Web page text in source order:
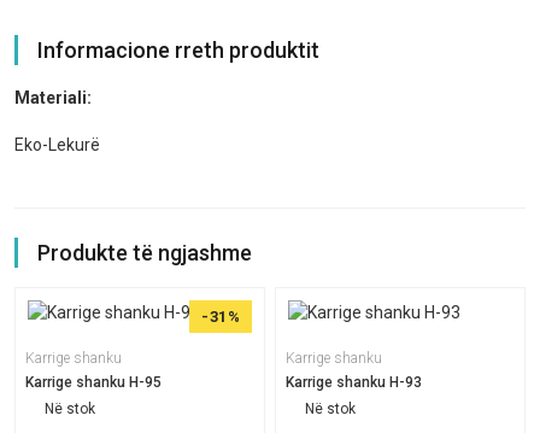
Informacione rreth produktit
Materiali:
Eko-Lekurë
Produkte të ngjashme
-31%
Karrige shanku
Karrige shanku H-95
Në stok
Karrige shanku
Karrige shanku H-93
Në stok